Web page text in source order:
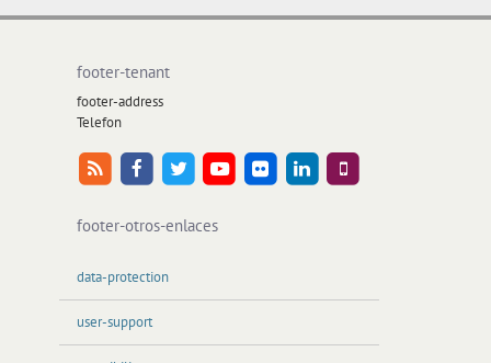
footer-tenant
footer-address
Telefon
footer-otros-enlaces
data-protection
user-support